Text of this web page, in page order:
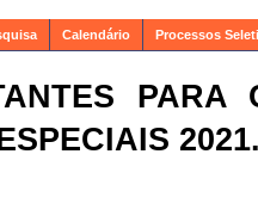
Calendário Processos